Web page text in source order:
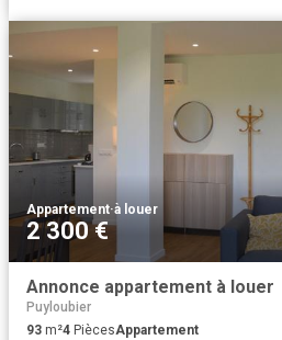
Appartement·à louer
2 300 €
Annonce appartement à louer
Puyloubier
93 m²4 PiècesAppartement